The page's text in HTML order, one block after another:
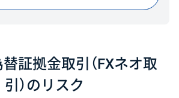
証拠金取引（FXネオ取
引）のリスク